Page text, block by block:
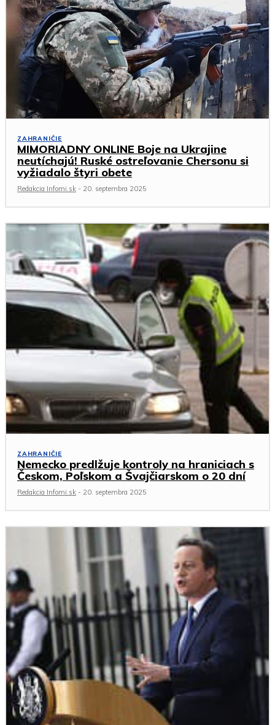
ZAHRANIČIE
MIMORIADNY ONLINE Boje na Ukrajine
neutíchajú! Ruské ostreľovanie Chersonu si
vyžiadalo štyri obete
Redakcia Infomi.sk - 20. septembra 2025
ZAHRANIČIE
Nemecko predlžuje kontroly na hraniciach s
Českom, Poľskom a Švajčiarskom o 20 dní
Redakcia Infomi.sk - 20. septembra 2025